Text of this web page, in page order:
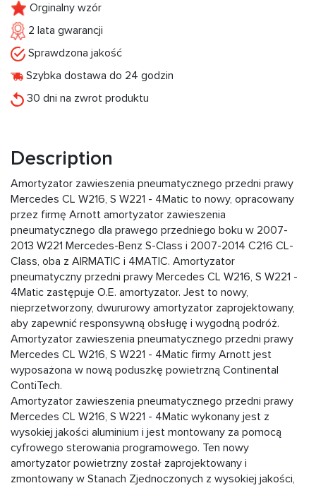
Orginalny wzór
2 lata gwarancji
Sprawdzona jakość
Szybka dostawa do 24 godzin
30 dni na zwrot produktu
Description
Amortyzator zawieszenia pneumatycznego przedni prawy
Mercedes CL W216, S W221 - 4Matic to nowy, opracowany
przez firmę Arnott amortyzator zawieszenia
pneumatycznego dla prawego przedniego boku w 2007-
2013 W221 Mercedes-Benz S-Class i 2007-2014 C216 CL-
Class, oba z AIRMATIC i 4MATIC. Amortyzator
pneumatyczny przedni prawy Mercedes CL W216, S W221 -
4Matic zastępuje O.E. amortyzator. Jest to nowy,
nieprzetworzony, dwururowy amortyzator zaprojektowany,
aby zapewnić responsywną obsługę i wygodną podróż.
Amortyzator zawieszenia pneumatycznego przedni prawy
Mercedes CL W216, S W221 - 4Matic firmy Arnott jest
wyposażona w nową poduszkę powietrzną Continental
ContiTech.
Amortyzator zawieszenia pneumatycznego przedni prawy
Mercedes CL W216, S W221 - 4Matic wykonany jest z
wysokiej jakości aluminium i jest montowany za pomocą
cyfrowego sterowania programowego. Ten nowy
amortyzator powietrzny został zaprojektowany i
zmontowany w Stanach Zjednoczonych z wysokiej jakości,